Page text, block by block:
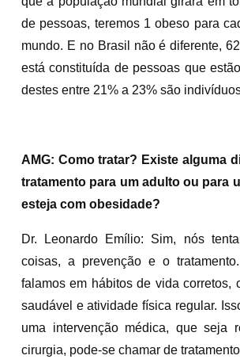
de pessoas, teremos 1 obeso para
mundo. E no Brasil não é diferente,
está constituída de pessoas que
destes entre 21% a 23% são
AMG: Como tratar? Existe alguma
tratamento para um adulto ou para
esteja com obesidade?
Dr. Leonardo Emílio: Sim, nós
coisas, a prevenção e o
falamos em hábitos de vida corretos,
saudável e atividade física regular.
uma intervenção médica, que seja
cirurgia, pode-se chamar de